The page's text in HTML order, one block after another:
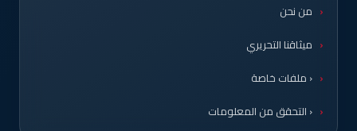
من نحن
ميثاقنا التحريري
‹ ملفات خاصة
‹ التحقق من المعلومات